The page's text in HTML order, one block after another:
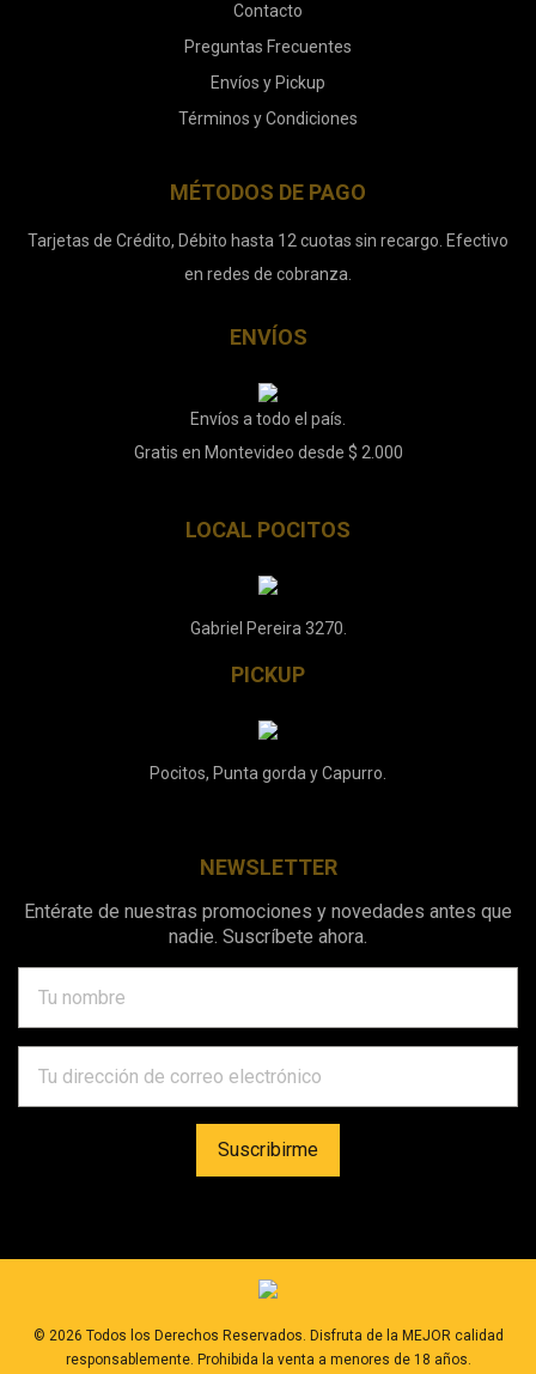
Contacto
Preguntas Frecuentes
Envíos y Pickup
Términos y Condiciones
MÉTODOS DE PAGO
Tarjetas de Crédito, Débito hasta 12 cuotas sin recargo. Efectivo
en redes de cobranza.
ENVÍOS
Envíos a todo el país.
Gratis en Montevideo desde $ 2.000
LOCAL POCITOS
Gabriel Pereira 3270.
PICKUP
Pocitos, Punta gorda y Capurro.
NEWSLETTER
Entérate de nuestras promociones y novedades antes que
nadie. Suscríbete ahora.
© 2026 Todos los Derechos Reservados. Disfruta de la MEJOR calidad
responsablemente. Prohibida la venta a menores de 18 años.